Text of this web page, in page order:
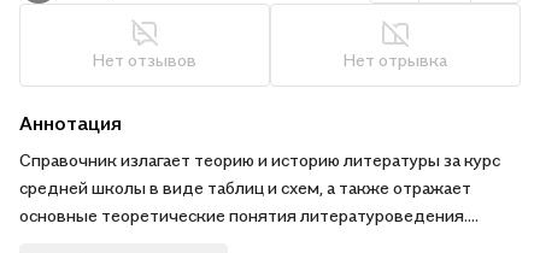
Нет отзывов Нет отрывка
Аннотация
Справочник излагает теорию и историю литературы за курс
средней школы в виде таблиц и схем, а также отражает
основные теоретические понятия литературоведения.